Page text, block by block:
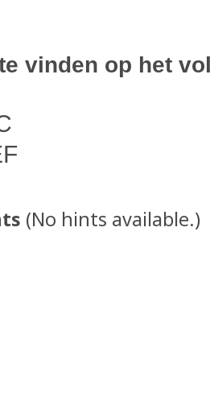
vinden op het
(No hints available.)